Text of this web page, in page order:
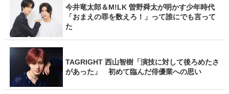
今井竜太郎＆M!LK 曽野舜太が明かす少年時代
「おまえの罪を数えろ！」って誰にでも言って
た
TAGRIGHT 西山智樹「演技に対して後ろめたさ
があった」 初めて臨んだ俳優業への思い